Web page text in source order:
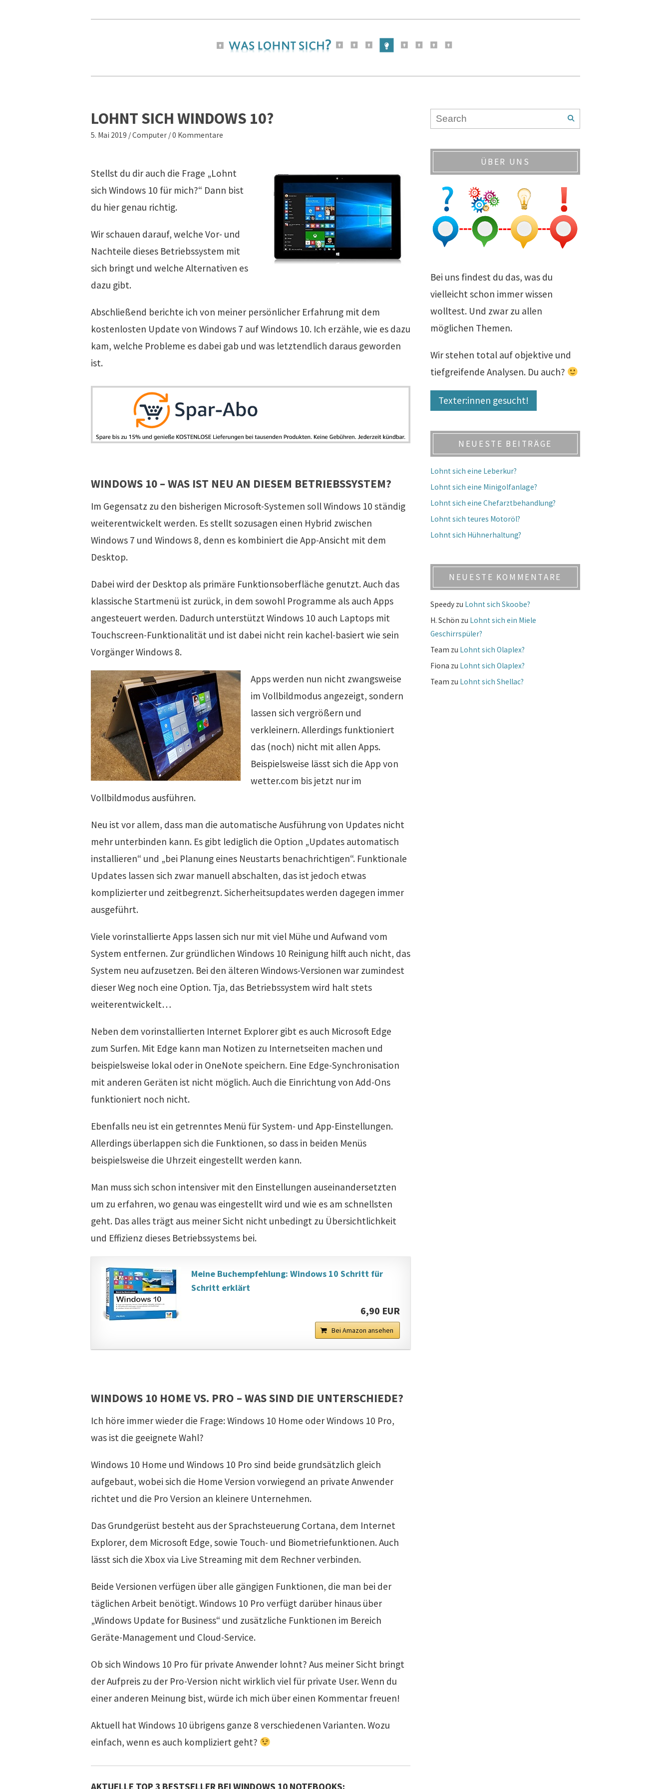
LOHNT SICH WINDOWS 10?
5. Mai 2019 /Computer /0 Kommentare
Stellst du dir auch die Frage „Lohnt
sich Windows 10 für mich?“ Dann bist
du hier genau richtig.
Wir schauen darauf, welche Vor- und
Nachteile dieses Betriebssystem mit
sich bringt und welche Alternativen es
dazu gibt.
Abschließend berichte ich von meiner persönlicher Erfahrung mit dem
kostenlosten Update von Windows 7 auf Windows 10. Ich erzähle, wie es dazu
kam, welche Probleme es dabei gab und was letztendlich daraus geworden
ist.
WINDOWS 10 – WAS IST NEU AN DIESEM BETRIEBSSYSTEM?
Im Gegensatz zu den bisherigen Microsoft-Systemen soll Windows 10 ständig
weiterentwickelt werden. Es stellt sozusagen einen Hybrid zwischen
Windows 7 und Windows 8, denn es kombiniert die App-Ansicht mit dem
Desktop.
Dabei wird der Desktop als primäre Funktionsoberfläche genutzt. Auch das
klassische Startmenü ist zurück, in dem sowohl Programme als auch Apps
angesteuert werden. Dadurch unterstützt Windows 10 auch Laptops mit
Touchscreen-Funktionalität und ist dabei nicht rein kachel-basiert wie sein
Vorgänger Windows 8.
Apps werden nun nicht zwangsweise
im Vollbildmodus angezeigt, sondern
lassen sich vergrößern und
verkleinern. Allerdings funktioniert
das (noch) nicht mit allen Apps.
Beispielsweise lässt sich die App von
wetter.com bis jetzt nur im
Vollbildmodus ausführen.
Neu ist vor allem, dass man die automatische Ausführung von Updates nicht
mehr unterbinden kann. Es gibt lediglich die Option „Updates automatisch
installieren“ und „bei Planung eines Neustarts benachrichtigen“. Funktionale
Updates lassen sich zwar manuell abschalten, das ist jedoch etwas
komplizierter und zeitbegrenzt. Sicherheitsupdates werden dagegen immer
ausgeführt.
Viele vorinstallierte Apps lassen sich nur mit viel Mühe und Aufwand vom
System entfernen. Zur gründlichen Windows 10 Reinigung hilft auch nicht, das
System neu aufzusetzen. Bei den älteren Windows-Versionen war zumindest
dieser Weg noch eine Option. Tja, das Betriebssystem wird halt stets
weiterentwickelt…
Neben dem vorinstallierten Internet Explorer gibt es auch Microsoft Edge
zum Surfen. Mit Edge kann man Notizen zu Internetseiten machen und
beispielsweise lokal oder in OneNote speichern. Eine Edge-Synchronisation
mit anderen Geräten ist nicht möglich. Auch die Einrichtung von Add-Ons
funktioniert noch nicht.
Ebenfalls neu ist ein getrenntes Menü für System- und App-Einstellungen.
Allerdings überlappen sich die Funktionen, so dass in beiden Menüs
beispielsweise die Uhrzeit eingestellt werden kann.
Man muss sich schon intensiver mit den Einstellungen auseinandersetzten
um zu erfahren, wo genau was eingestellt wird und wie es am schnellsten
geht. Das alles trägt aus meiner Sicht nicht unbedingt zu Übersichtlichkeit
und Effizienz dieses Betriebssystems bei.
Meine Buchempfehlung: Windows 10 Schritt für
Schritt erklärt
6,90 EUR
Bei Amazon ansehen
WINDOWS 10 HOME VS. PRO – WAS SIND DIE UNTERSCHIEDE?
Ich höre immer wieder die Frage: Windows 10 Home oder Windows 10 Pro,
was ist die geeignete Wahl?
Windows 10 Home und Windows 10 Pro sind beide grundsätzlich gleich
aufgebaut, wobei sich die Home Version vorwiegend an private Anwender
richtet und die Pro Version an kleinere Unternehmen.
Das Grundgerüst besteht aus der Sprachsteuerung Cortana, dem Internet
Explorer, dem Microsoft Edge, sowie Touch- und Biometriefunktionen. Auch
lässt sich die Xbox via Live Streaming mit dem Rechner verbinden.
Beide Versionen verfügen über alle gängigen Funktionen, die man bei der
täglichen Arbeit benötigt. Windows 10 Pro verfügt darüber hinaus über
„Windows Update for Business“ und zusätzliche Funktionen im Bereich
Geräte-Management und Cloud-Service.
Ob sich Windows 10 Pro für private Anwender lohnt? Aus meiner Sicht bringt
der Aufpreis zu der Pro-Version nicht wirklich viel für private User. Wenn du
einer anderen Meinung bist, würde ich mich über einen Kommentar freuen!
Aktuell hat Windows 10 übrigens ganze 8 verschiedenen Varianten. Wozu
einfach, wenn es auch kompliziert geht?
AKTUELLE TOP 3 BESTSELLER BEI WINDOWS 10 NOTEBOOKS:
ÜBER UNS
Bei uns findest du das, was du
vielleicht schon immer wissen
wolltest. Und zwar zu allen
möglichen Themen.
Wir stehen total auf objektive und
tiefgreifende Analysen. Du auch?
Texter:innen gesucht!
NEUESTE BEITRÄGE
Lohnt sich eine Leberkur?
Lohnt sich eine Minigolfanlage?
Lohnt sich eine Chefarztbehandlung?
Lohnt sich teures Motoröl?
Lohnt sich Hühnerhaltung?
NEUESTE KOMMENTARE
Speedy zu Lohnt sich Skoobe?
H. Schön zu Lohnt sich ein Miele
Geschirrspüler?
Team zu Lohnt sich Olaplex?
Fiona zu Lohnt sich Olaplex?
Team zu Lohnt sich Shellac?